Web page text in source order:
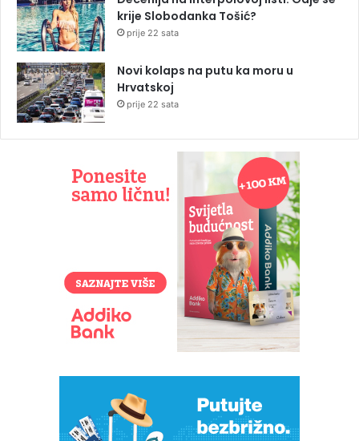
krije Slobodanka Tošić?
prije 22 sata
Novi kolaps na putu ka moru u
Hrvatskoj
prije 22 sata